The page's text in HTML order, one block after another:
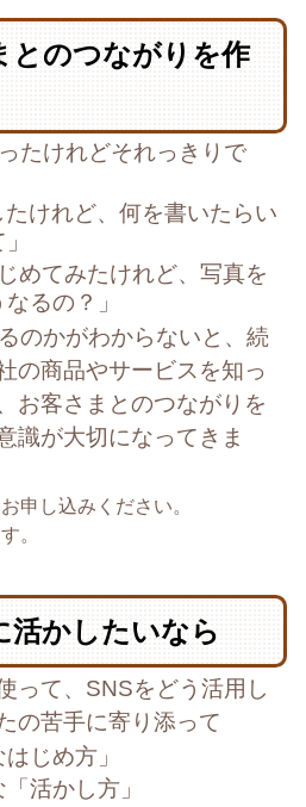
とのつながりを作
たけれどそれっきりで
たけれど、何を書いたらい
めてみたけれど、写真を
るの？」
のかがわからないと、続
の商品やサービスを知っ
お客さまとのつながりを
識が大切になってきま
申し込みください。
。
活かしたいなら
って、 SNSをどう活用し
の苦手に寄り添って
じめ方」
活かし方」